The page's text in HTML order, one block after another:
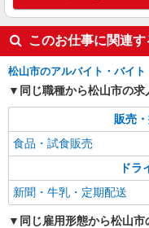
このお仕事に関連
松山市のアルバイト・バイ
同じ職種から松山市の求
販売
食品・試食販売
ドラ
新聞・牛乳・定期配送
同じ雇用形態から松山市